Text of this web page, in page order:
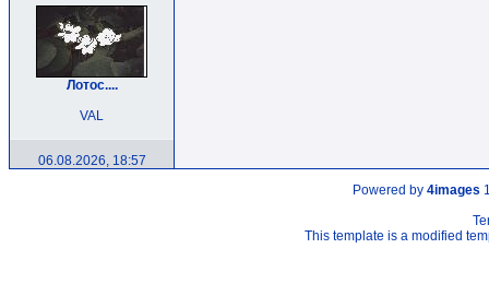
Лотос....
VAL
06.08.2026, 18:57
Powered by 4images
This template is a modified